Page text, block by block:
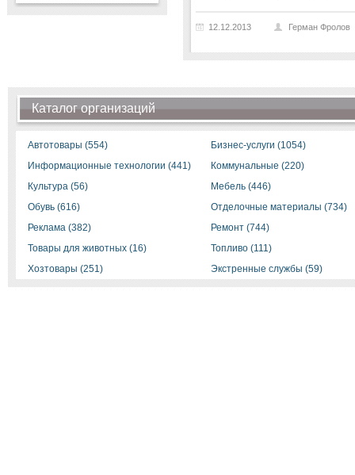
12.12.2013 Герман Фролов
Каталог организаций
Автотовары (554)
Бизнес-услуги (1054)
Информационные технологии (441)
Коммунальные (220)
Культура (56)
Мебель (446)
Обувь (616)
Отделочные материалы (734)
Реклама (382)
Ремонт (744)
Товары для животных (16)
Топливо (111)
Хозтовары (251)
Экстренные службы (59)